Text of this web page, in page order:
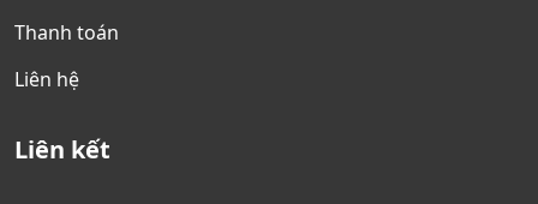
Thanh toán
Liên hệ
Liên kết